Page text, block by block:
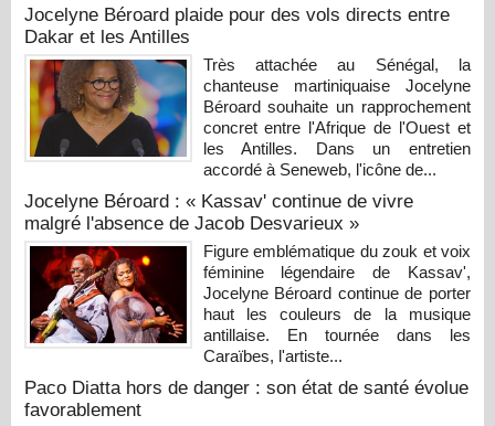
Jocelyne Béroard plaide pour des vols directs entre
Dakar et les Antilles
Très attachée au Sénégal, la
chanteuse martiniquaise Jocelyne
Béroard souhaite un rapprochement
concret entre l'Afrique de l'Ouest et
les Antilles. Dans un entretien
accordé à Seneweb, l'icône de...
Jocelyne Béroard : « Kassav' continue de vivre
malgré l'absence de Jacob Desvarieux »
Figure emblématique du zouk et voix
féminine légendaire de Kassav',
Jocelyne Béroard continue de porter
haut les couleurs de la musique
antillaise. En tournée dans les
Caraïbes, l'artiste...
Paco Diatta hors de danger : son état de santé évolue
favorablement